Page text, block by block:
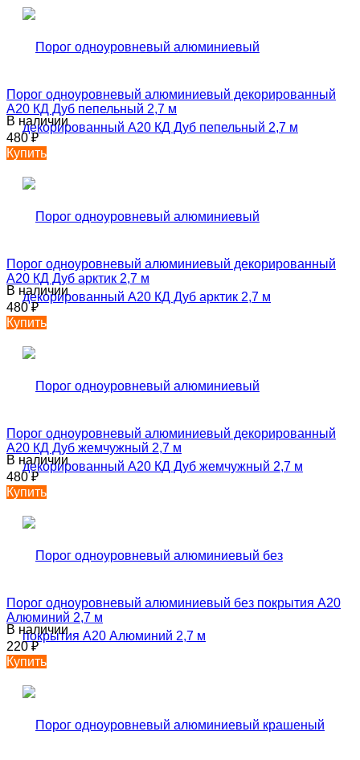
Порог одноуровневый алюминиевый декорированный
А20 КД Дуб пепельный 2,7 м
В наличии
480₽
Купить
Порог одноуровневый алюминиевый декорированный
А20 КД Дуб арктик 2,7 м
В наличии
480₽
Купить
Порог одноуровневый алюминиевый декорированный
А20 КД Дуб жемчужный 2,7 м
В наличии
480₽
Купить
Порог одноуровневый алюминиевый без покрытия А20
Алюминий 2,7 м
В наличии
220₽
Купить